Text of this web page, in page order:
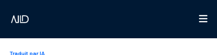
Traduit par IA